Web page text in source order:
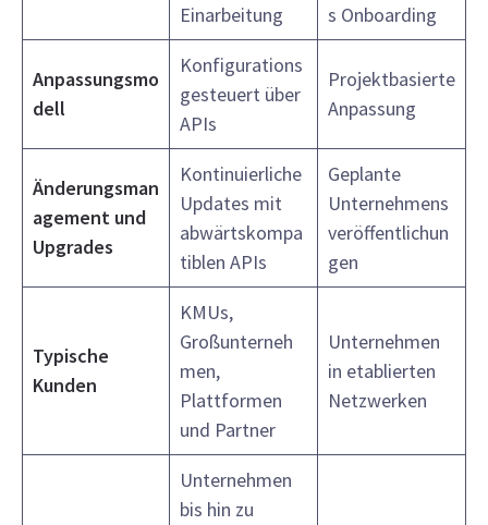
Einarbeitung
s Onboarding
Anpassungsmo
dell
Konfigurations
gesteuert über
APIs
Projektbasierte
Anpassung
Änderungsman
agement und
Upgrades
Kontinuierliche
Updates mit
abwärtskompa
tiblen APIs
Geplante
Unternehmens
veröffentlichun
gen
Typische
Kunden
KMUs,
Großunterneh
men,
Plattformen
und Partner
Unternehmen
in etablierten
Netzwerken
Unternehmen
bis hin zu